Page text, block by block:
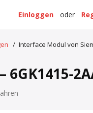
oder
Einloggen
/ Interface Modul von